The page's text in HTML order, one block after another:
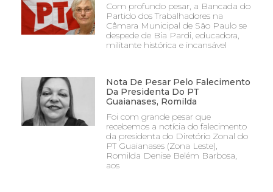
Com profundo pesar, a Bancada do
Partido dos Trabalhadores na
Câmara Municipal de São Paulo se
despede de Bia Pardi, educadora,
militante histórica e incansável
Nota De Pesar Pelo Falecimento
Da Presidenta Do PT
Guaianases, Romilda
Foi com grande pesar que
recebemos a notícia do falecimento
da presidenta do Diretório Zonal do
PT Guaianases (Zona Leste),
Romilda Denise Belém Barbosa,
aos